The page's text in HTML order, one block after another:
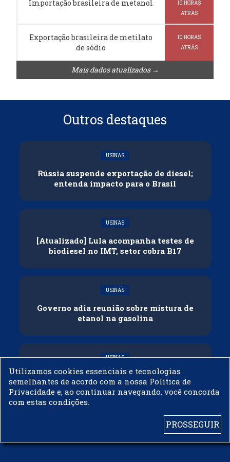
Importação brasileira de metanol
10 HORAS
ATRÁS
Exportação brasileira de metilato
de sódio
10 HORAS
ATRÁS
Mais dados atualizados →
Outros destaques
USINAS
Rússia suspende exportação de diesel;
entenda impacto para o Brasil
USINAS
[Atualizado] Lula acompanha testes de
biodiesel no IMT, setor cobra B17
USINAS
Governo adia reunião sobre mistura de
etanol na gasolina
USINAS
CNPE veda importação de biodiesel
Utilizamos cookies essenciais e tecnologias
semelhantes de acordo com a nossa Política de
Privacidade e, ao continuar navegando, você concorda
com estas condições.
PROSSEGUIR